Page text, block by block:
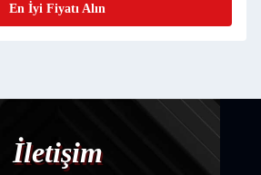
En İyi Fiyatı Alın
İletişim